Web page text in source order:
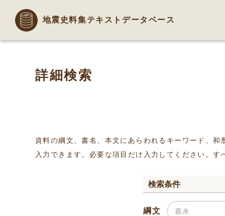
地震史料集テキストデータベース
詳細検索
資料の綱文、書名、本文にあらわれるキーワード、
入力できます。必要な項目だけ入力してください。
検索条件
綱文